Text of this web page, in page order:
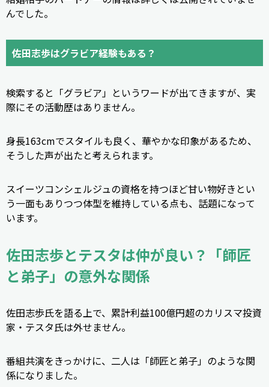
んでした。
佐田志歩はグラビア経験もある？
検索すると「グラビア」というワードが出てきますが、実
際にその活動歴はありません。
身長163cmでスタイルも良く、華やかな印象があるため、
そうした声が出たと考えられます。
スイーツコンシェルジュの資格を持つほど甘い物好きとい
う一面もありつつ体型を維持している点も、話題になって
います。
佐田志歩とテスタは仲が良い？「師匠
と弟子」の意外な関係
佐田志歩氏を語る上で、累計利益100億円超のカリスマ投資
家・テスタ氏は外せません。
番組共演をきっかけに、二人は「師匠と弟子」のような関
係になりました。